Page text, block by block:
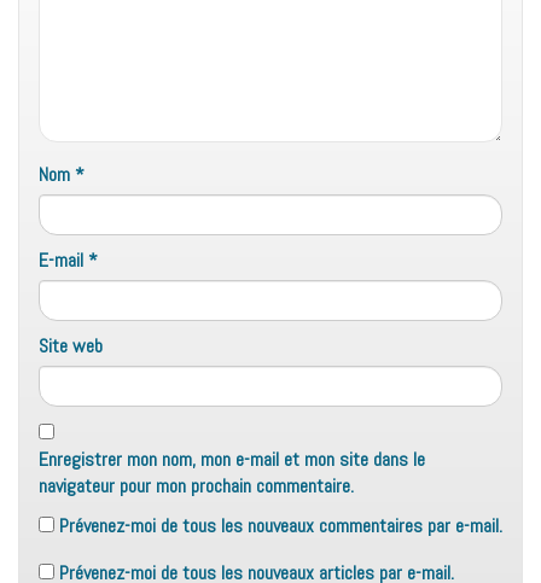
Nom*
E-mail*
Site web
Enregistrer mon nom, mon e-mail et mon site dans le
navigateur pour mon prochain commentaire.
Prévenez-moi de tous les nouveaux commentaires par e-mail.
Prévenez-moi de tous les nouveaux articles par e-mail.